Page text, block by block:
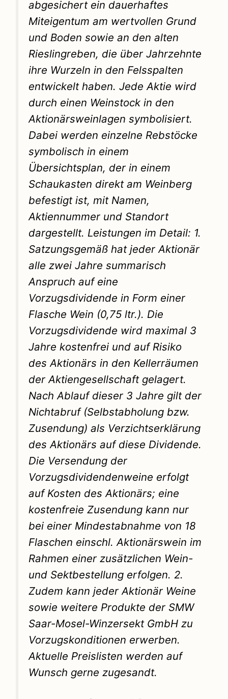
abgesichert ein dauerhaftes
Miteigentum am wertvollen Grund
und Boden sowie an den alten
Rieslingreben, die über Jahrzehnte
ihre Wurzeln in den Felsspalten
entwickelt haben. Jede Aktie wird
durch einen Weinstock in den
Aktionärsweinlagen symbolisiert.
Dabei werden einzelne Rebstöcke
symbolisch in einem
Übersichtsplan, der in einem
Schaukasten direkt am Weinberg
befestigt ist, mit Namen,
Aktiennummer und Standort
dargestellt. Leistungen im Detail: 1.
Satzungsgemäß hat jeder Aktionär
alle zwei Jahre summarisch
Anspruch auf eine
Vorzugsdividende in Form einer
Flasche Wein (0,75 ltr.). Die
Vorzugsdividende wird maximal 3
Jahre kostenfrei und auf Risiko
des Aktionärs in den Kellerräumen
der Aktiengesellschaft gelagert.
Nach Ablauf dieser 3 Jahre gilt der
Nichtabruf (Selbstabholung bzw.
Zusendung) als Verzichtserklärung
des Aktionärs auf diese Dividende.
Die Versendung der
Vorzugsdividendenweine erfolgt
auf Kosten des Aktionärs; eine
kostenfreie Zusendung kann nur
bei einer Mindestabnahme von 18
Flaschen einschl. Aktionärswein im
Rahmen einer zusätzlichen Wein-
und Sektbestellung erfolgen. 2.
Zudem kann jeder Aktionär Weine
sowie weitere Produkte der SMW
Saar-Mosel-Winzersekt GmbH zu
Vorzugskonditionen erwerben.
Aktuelle Preislisten werden auf
Wunsch gerne zugesandt.